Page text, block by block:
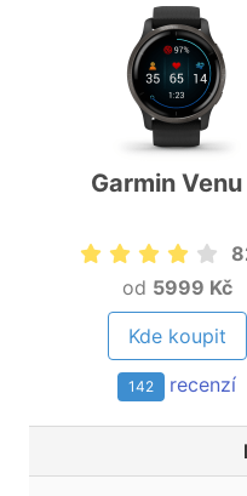
Garmin Venu
od 5999 Kč
Kde koupit
142 recenzí